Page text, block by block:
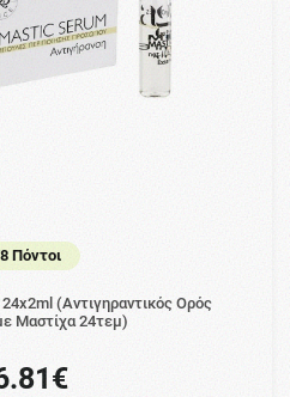
Πόντοι
(Αντιγηραντικός Ορός
Μαστίχα 24τεμ)